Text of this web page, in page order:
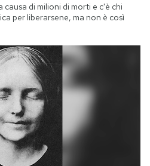
di milioni di morti e c'è chi
per liberarsene, ma non è così